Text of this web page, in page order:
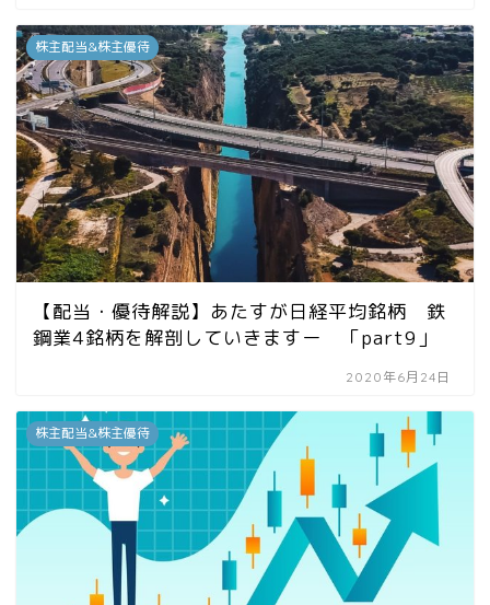
株主配当&株主優待
【配当・優待解説】あたすが日経平均銘柄 鉄
鋼業4銘柄を解剖していきますー 「part9」
2020年6月24日
株主配当&株主優待